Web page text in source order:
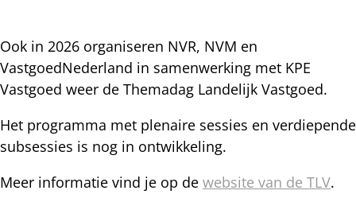
Ook in 2026 organiseren NVR, NVM en
VastgoedNederland in samenwerking met KPE
Vastgoed weer de Themadag Landelijk Vastgoed.
Het programma met plenaire sessies en verdiepende
subsessies is nog in ontwikkeling.
Meer informatie vind je op de website van de TLV.